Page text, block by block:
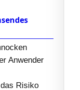
Anwender
Risiko